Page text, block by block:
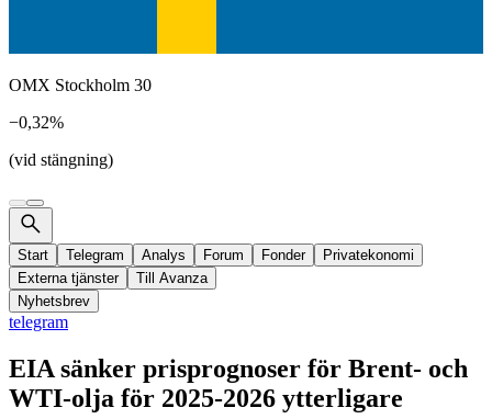
OMX Stockholm 30
−0,32%
(vid stängning)
Start Telegram Analys Forum Fonder
Privatekonomi
Externa tjänster
Till Avanza
Nyhetsbrev
telegram
EIA sänker prisprognoser för Brent- och
WTI-olja för 2025-2026 ytterligare